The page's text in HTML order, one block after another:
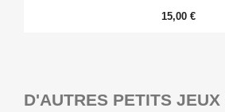
15,00 €
D'AUTRES PETITS JEUX